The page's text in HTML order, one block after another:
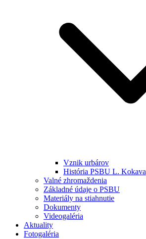
Vznik urbárov
História PSBU L. Kokava
Valné zhromaždenia
Základné údaje o PSBU
Materiály na stiahnutie
Dokumenty
Videogaléria
Aktuality
Fotogaléria